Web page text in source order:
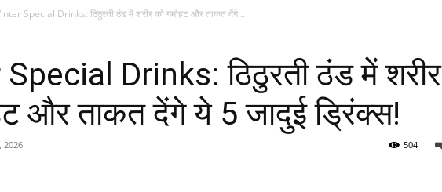
Special Drinks: ठिठुरती ठंड में शरीर को गर्माहट और ताकत देंगे...
Drinks: ठिठुरती ठंड में शरीर
और ताकत देंगे ये 5 जादुई ड्रिंक्स!
2026 504